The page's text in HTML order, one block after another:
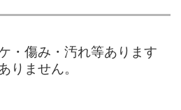
・傷み・汚れ等あります
りません。